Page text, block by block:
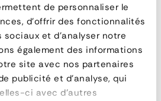
de personnaliser le
d'offrir des fonctionnalités
sociaux et d'analyser notre
également des informations
site avec nos partenaires
publicité et d'analyse, qui
ci avec d'autres